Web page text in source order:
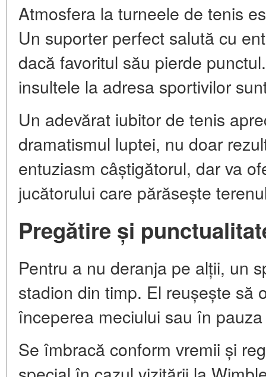
Atmosfera la turneele de tenis
Un suporter perfect salută cu
dacă favoritul său pierde
insultele la adresa sportivilor
Un adevărat iubitor de tenis
dramatismul luptei, nu doar
entuziasm câștigătorul, dar va
jucătorului care părăsește
Pregătire și
Pentru a nu deranja pe alții, un
stadion din timp. El reușește să
începerea meciului sau în
Se îmbracă conform vremii și